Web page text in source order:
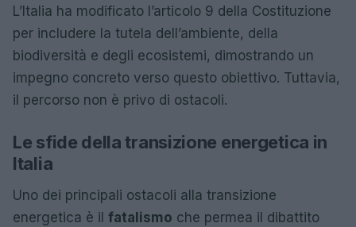
L’Italia ha modificato l’articolo 9 della Costituzione
per includere la tutela dell’ambiente, della
biodiversità e degli ecosistemi, dimostrando un
impegno concreto verso questo obiettivo. Tuttavia,
il percorso non è privo di ostacoli.
Le sfide della transizione energetica in
Italia
Uno dei principali ostacoli alla transizione
energetica è il fatalismo che permea il dibattito